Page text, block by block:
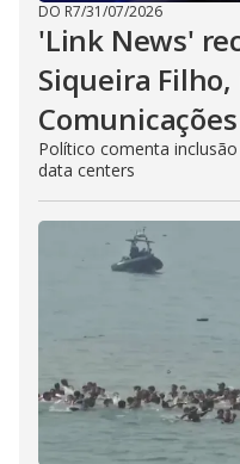
DO R7/31/07/2026
'Link News'
Siqueira
Comunicações
Político comenta
data centers